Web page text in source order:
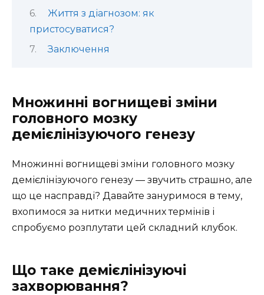
Життя з діагнозом: як
пристосуватися?
Заключення
Множинні вогнищеві зміни
головного мозку
демієлінізуючого генезу
Множинні вогнищеві зміни головного мозку
демієлінізуючого генезу — звучить страшно, але
що це насправді? Давайте зануримося в тему,
вхопимося за нитки медичних термінів і
спробуємо розплутати цей складний клубок.
Що таке демієлінізуючі
захворювання?